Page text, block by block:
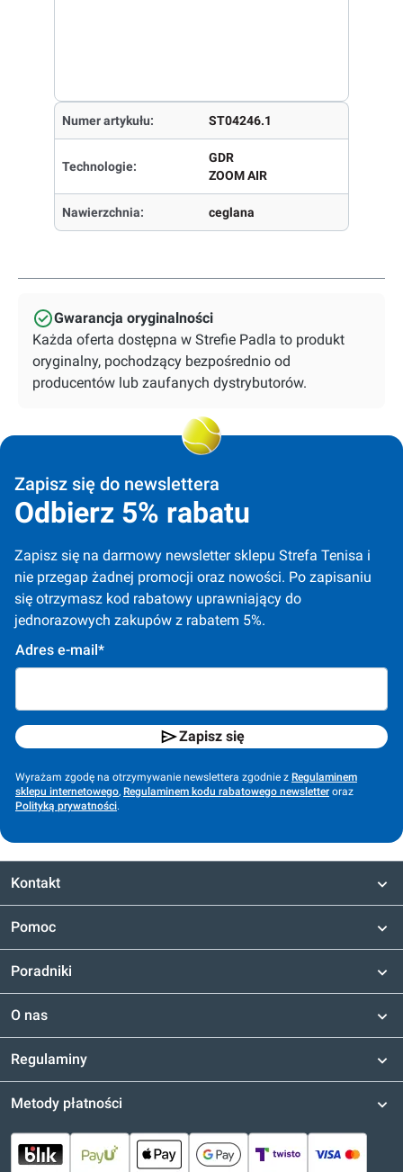
Numer artykułu: ST04246.1
Technologie:
GDR
ZOOM AIR
Nawierzchnia: ceglana
Gwarancja oryginalności
Każda oferta dostępna w Strefie Padla to produkt
oryginalny, pochodzący bezpośrednio od
producentów lub zaufanych dystrybutorów.
Zapisz się do newslettera
Odbierz 5% rabatu
Zapisz się na darmowy newsletter sklepu Strefa Tenisa i
nie przegap żadnej promocji oraz nowości. Po zapisaniu
się otrzymasz kod rabatowy uprawniający do
jednorazowych zakupów z rabatem 5%.
Adres e-mail*
Zapisz się
Wyrażam zgodę na otrzymywanie newslettera zgodnie z Regulaminem
sklepu internetowego, Regulaminem kodu rabatowego newsletter oraz
Polityką prywatności.
Kontakt
Pomoc
Poradniki
O nas
Regulaminy
Metody płatności